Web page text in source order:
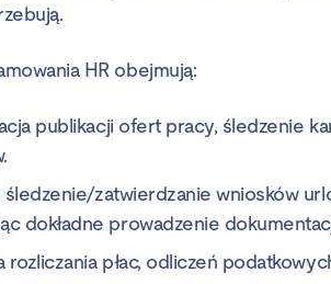
HR obejmują:
publikacji ofert pracy, śledzenie
śledzenie/zatwierdzanie wniosków
dokładne prowadzenie
rozliczania płac, odliczeń